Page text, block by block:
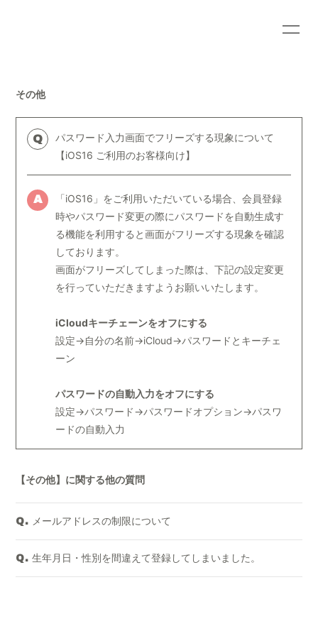
SCHEDULE
VIDEO DISCOGRAPHY
RADIO PHOTO
会員登録 ログイン
その他
Q
パスワード入力画面でフリーズする現象について
【iOS16 ご利用のお客様向け】
A
「iOS16」をご利用いただいている場合、会員登録
時やパスワード変更の際にパスワードを自動生成す
る機能を利用すると画面がフリーズする現象を確認
しております。
画面がフリーズしてしまった際は、下記の設定変更
を行っていただきますようお願いいたします。
iCloudキーチェーンをオフにする
設定→自分の名前→iCloud→パスワードとキーチェ
ーン
パスワードの自動入力をオフにする
設定→パスワード→パスワードオプション→パスワ
ードの自動入力
【その他】に関する他の質問
Q. メールアドレスの制限について
Q. 生年月日・性別を間違えて登録してしまいました。